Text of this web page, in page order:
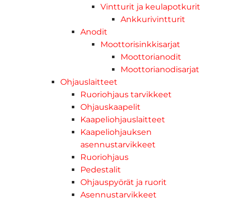
Vintturit ja keulapotkurit
Ankkurivintturit
Anodit
Moottorisinkkisarjat
Moottorianodit
Moottorianodisarjat
Ohjauslaitteet
Ruoriohjaus tarvikkeet
Ohjauskaapelit
Kaapeliohjauslaitteet
Kaapeliohjauksen
asennustarvikkeet
Ruoriohjaus
Pedestalit
Ohjauspyörät ja ruorit
Asennustarvikkeet